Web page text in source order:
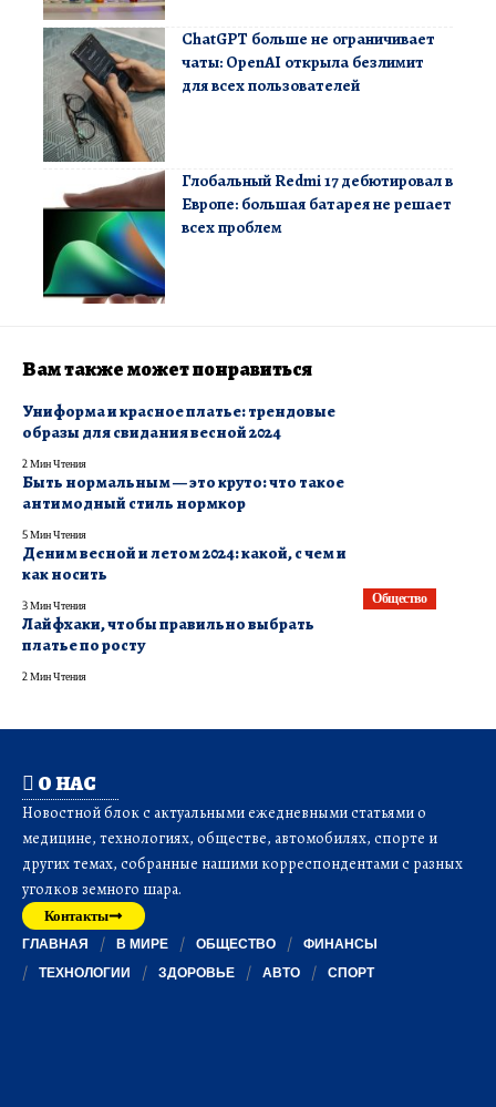
ChatGPT больше не ограничивает
чаты: OpenAI открыла безлимит
для всех пользователей
Глобальный Redmi 17 дебютировал в
Европе: большая батарея не решает
всех проблем
Вам также может понравиться
Униформа и красное платье: трендовые
образы для свидания весной 2024
2 Мин Чтения
Быть нормальным — это круто: что такое
антимодный стиль нормкор
5 Мин Чтения
Общество
Деним весной и летом 2024: какой, с чем и
как носить
3 Мин Чтения
Лайфхаки, чтобы правильно выбрать
платье по росту
2 Мин Чтения
О НАС
Новостной блок с актуальными ежедневными статьями о
медицине, технологиях, обществе, автомобилях, спорте и
других темах, собранные нашими корреспондентами с разных
уголков земного шара.
Контакты
ГЛАВНАЯ В МИРЕ ОБЩЕСТВО
ФИНАНСЫ
ТЕХНОЛОГИИ
ЗДОРОВЬЕ АВТО СПОРТ